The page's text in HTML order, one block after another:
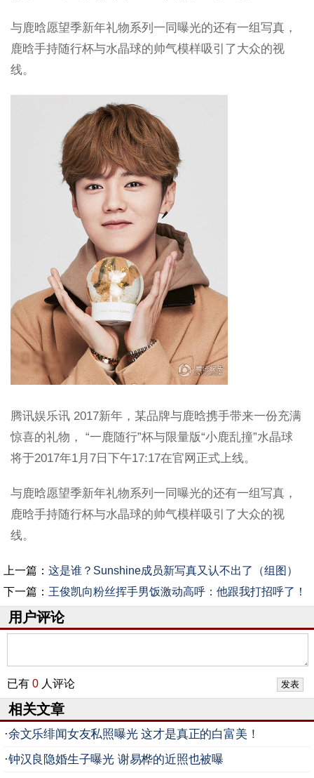
与鹿晗愿望季新年礼物系列一同曝光的还有一组写真，
鹿晗手持随行杯与水晶球的帅气模样吸引了大众的视
线。
腾讯娱乐讯 2017新年，某品牌与鹿晗携手带来一份充满
惊喜的礼物， “一鹿随行”杯与限量版“小鹿乱撞”水晶球
将于2017年1月7日下午17:17在官网正式上线。
与鹿晗愿望季新年礼物系列一同曝光的还有一组写真，
鹿晗手持随行杯与水晶球的帅气模样吸引了大众的视
线。
上一篇： 这是谁？Sunshine成员新写真又认不出了（组图）
下一篇： 王俊凯向粉丝挥手男饭激动高呼：他跟我打招呼了！
用户评论
已有 0 人评论
相关文章
·余文乐绯闻女友私照曝光 这才是真正的白富美！
·钟汉良隐婚生子曝光 谢易桦的近照也被曝